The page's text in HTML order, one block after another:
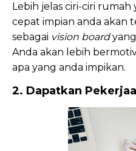
Lebih jelas ciri-ciri
cepat impian anda akan
sebagai vision boardyang
Anda akan lebih
apa yang anda impikan.
2. Dapatkan